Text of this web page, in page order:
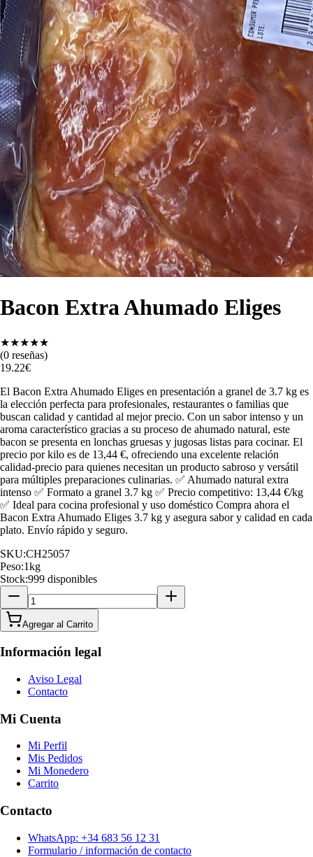
Bacon Extra Ahumado Eliges
★★★★★
(0 reseñas)
19.22€
El Bacon Extra Ahumado Eliges en presentación a granel de 3.7 kg es
la elección perfecta para profesionales, restaurantes o familias que
buscan calidad y cantidad al mejor precio. Con un sabor intenso y un
aroma característico gracias a su proceso de ahumado natural, este
bacon se presenta en lonchas gruesas y jugosas listas para cocinar. El
precio por kilo es de 13,44 €, ofreciendo una excelente relación
calidad-precio para quienes necesitan un producto sabroso y versátil
para múltiples preparaciones culinarias. ✅ Ahumado natural extra
intenso ✅ Formato a granel 3.7 kg ✅ Precio competitivo: 13,44 €/kg
✅ Ideal para cocina profesional y uso doméstico Compra ahora el
Bacon Extra Ahumado Eliges 3.7 kg y asegura sabor y calidad en cada
plato. Envío rápido y seguro.
SKU:CH25057
Peso:1kg
Stock:999 disponibles
Agregar al Carrito
Información legal
Aviso Legal
Contacto
Mi Cuenta
Mi Perfil
Mis Pedidos
Mi Monedero
Carrito
Contacto
WhatsApp: +34 683 56 12 31
Formulario / información de contacto